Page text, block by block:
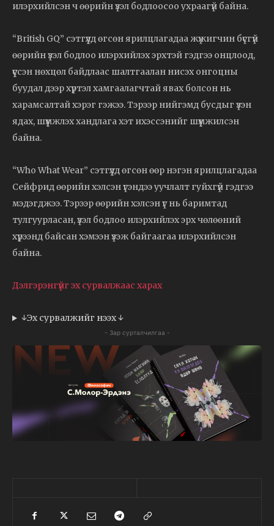
илэрхийлсэн ч өөрийн үзэл бодлоосоо ухраагүй байна.
“British GQ” сэтгүүлд өгсөн ярилцлагадаа жүжигчин бүсгүй
өөрийн үзэл бодлоо илэрхийлэх эрхтэй гэдгээ онцлоод,
үүссэн нөхцөл байдлаас шалтгаалан нисэх онгоцны
буудал дээр хүртэл хамгаалагчтай явах болсон нь
харамсалтай хэрэг гэжээ. Тэрээр нийгэмд бусдыг үзэн
ядах, шүүмжлэх хандлага хэт ихэссэнийг шүүмжилсэн
байна.
“Who What Wear” сэтгүүлд өгсөн өөр нэгэн ярилцлагадаа
Сейфрид өөрийн хэлсэн үгэндээ уучлалт гуйхгүй гэдгээ
мэдэгджээ. Тэрээр өөрийн хэлсэн үг нь баримтад
тулгуурласан, үзэл бодлоо илэрхийлэх эрх чөлөөний
хүрээнд байсан хэмээн үзэж байгаагаа илэрхийлсэн
байна.
Дэлгэрэнгүйг эх сурвалжаас харах
↓Эх сурвалжийг нээх ↓
- Зар сурталчилгаа -